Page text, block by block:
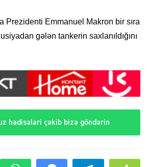
Prezidenti Emmanuel Makron bir sıra
gələn tankerin saxlanıldığını
hadisələri çəkib bizə göndərin